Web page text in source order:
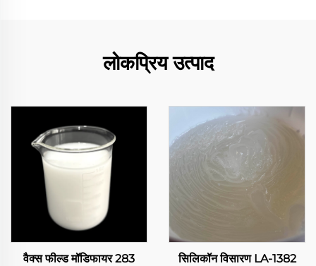
लोकप्रिय उत्पाद
वैक्स फील्ड मॉडिफायर 283 सिलिकॉन विसारण LA-1382